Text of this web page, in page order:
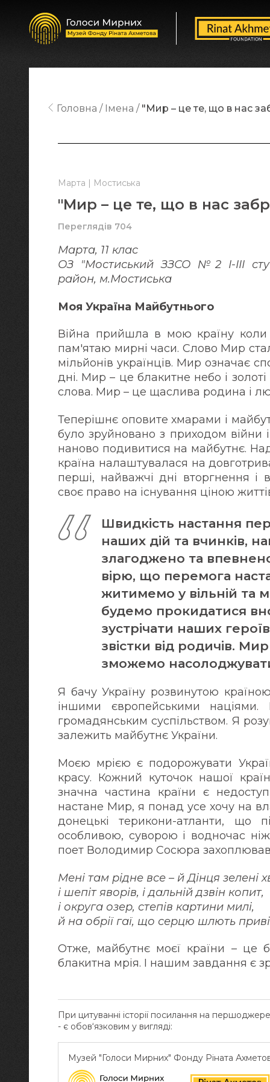
Марта | Мостиська
"Мир – це те, що в нас
Переглядів 704
Марта, 11 клас
ОЗ "Мостиський ЗЗСО №2 І-ІІІ
район, м.Мостиська
Моя Україна Майбутнього
Війна прийшла в мою країну коли
пам'ятаю мирні часи. Слово Мир
мільйонів українців. Мир означає
дні. Мир – це блакитне небо і
слова. Мир – це щаслива родина і
Теперішнє оповите хмарами і
було зруйновано з приходом війни
наново подивитися на майбутнє.
країна налаштувалася на
перші, найважчі дні вторгнення
своє право на існування ціною
Швидкість настання
наших дій та вчинків,
злагоджено та
вірю, що перемога
житимемо у вільній та
будемо прокидатися
зустрічати наших
звістки від родичів.
зможемо
Я бачу Україну розвинутою
іншими європейськими
громадянським суспільством. Я
залежить майбутнє України.
Моєю мрією є подорожувати
красу. Кожний куточок нашої
значна частина країни є
настане Мир, я понад усе хочу на
донецькі терикони-атланти, що
особливою, суворою і водночас
поет Володимир Сосюра
Мені там рідне все – й Дінця зелені
і шепіт яворів, і дальній дзвін копит,
і округа озер, степів картини милі,
й на обрії гаї, що серцю шлють
Отже, майбутнє моєї країни – це
блакитна мрія. І нашим завдання є
При цитуванні історії посилання на
- є обов‘язковим у вигляді:
Музей "Голоси Мирних" Фонду Ріната
Головна Імена "Мир – це те, що в нас